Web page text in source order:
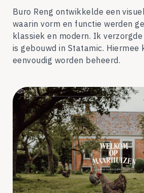
Buro Reng ontwikkelde een
waarin vorm en functie werden
klassiek en modern. Ik
is gebouwd in Statamic. Hiermee
eenvoudig worden beheerd.